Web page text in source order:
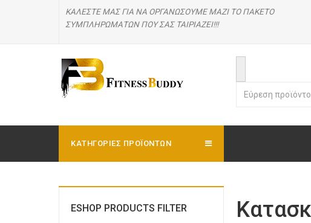
ΚΑΛΕΣΤΕ ΜΑΣΓΙΑ ΝΑ ΟΡΓΑΝΩΣΟΥΜΕ ΜΑΖΙ ΤΟ ΠΑΚΕΤΟ
ΣΥΜΠΛΗΡΩΜΑΤΩΝ ΠΟΥ ΣΑΣ ΤΑΙΡΙΑΖΕΙ!!!
ΚΑΤΗΓΟΡΊΕΣ ΠΡΟΪΟΝΤΩΝ
ESHOP PRODUCTS FILTER